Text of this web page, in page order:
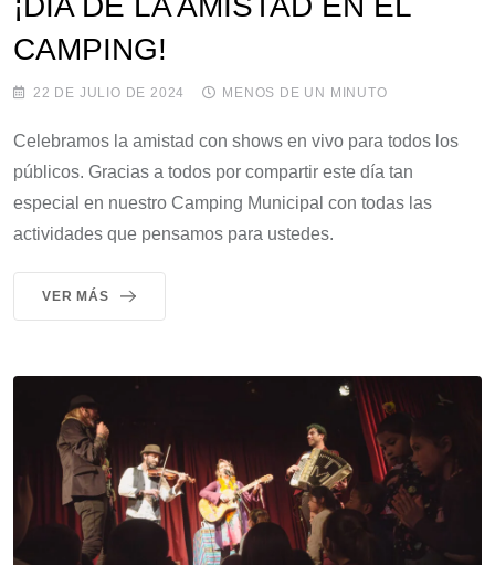
CAMPING!
22 DE JULIO DE 2024 MENOS DE UN MINUTO
Celebramos la amistad con shows en vivo para todos los
públicos. Gracias a todos por compartir este día tan
especial en nuestro Camping Municipal con todas las
actividades que pensamos para ustedes.
VER MÁS